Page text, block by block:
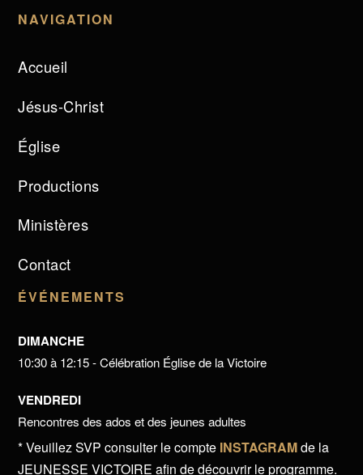
NAVIGATION
Accueil
Jésus-Christ
Église
Productions
Ministères
Contact
ÉVÉNEMENTS
DIMANCHE
10:30 à 12:15 - Célébration Église de la Victoire
VENDREDI
Rencontres des ados et des jeunes adultes
* Veuillez SVP consulter le compte INSTAGRAMde la
JEUNESSE VICTOIRE afin de découvrir le programme.